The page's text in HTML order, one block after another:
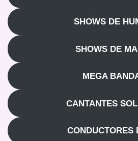
SHOWS DE
SHOWS DE
MEGA
CANTANTES
CONDUCTORES